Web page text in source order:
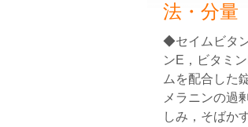
法・分量
◆セイムビタ
ンE，ビタミ
ムを配合した
メラニンの過
しみ，そばか